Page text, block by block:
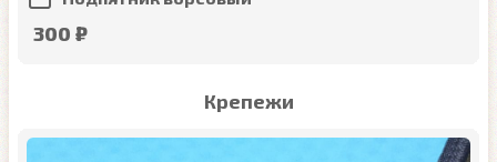
300 ₽
Крепежи